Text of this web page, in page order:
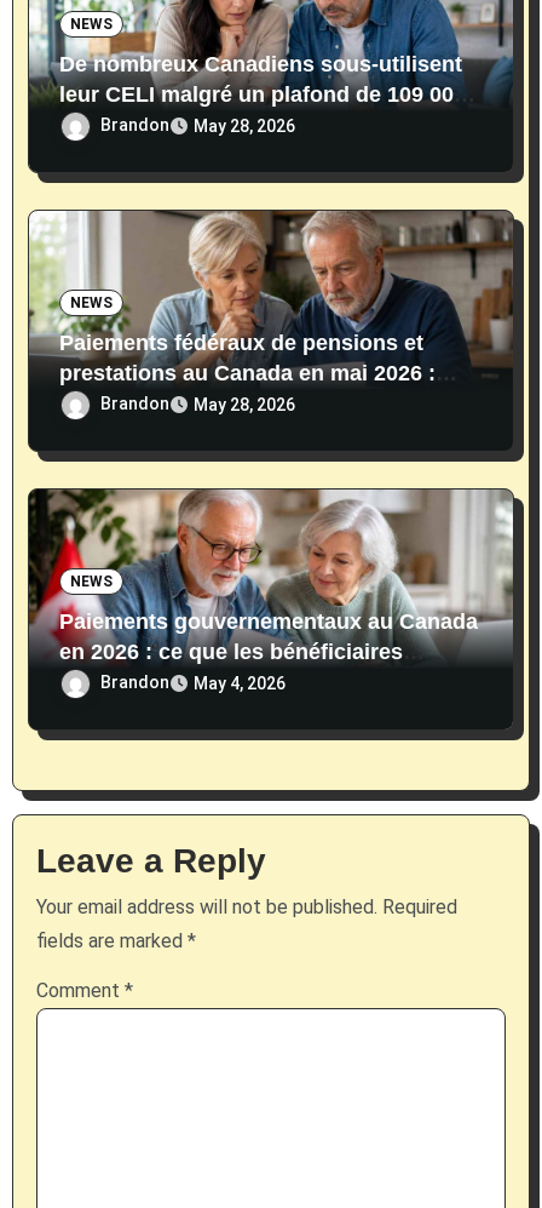
NEWS
De nombreux Canadiens sous-utilisent
leur CELI malgré un plafond de 109 000
$ en 2026
Brandon May 28, 2026
NEWS
Paiements fédéraux de pensions et
prestations au Canada en mai 2026 :
dates, montants et conditions
Brandon May 28, 2026
NEWS
Paiements gouvernementaux au Canada
en 2026 : ce que les bénéficiaires
reçoivent actuellement
Brandon May 4, 2026
Leave a Reply
Your email address will not be published. Required
fields are marked *
Comment *